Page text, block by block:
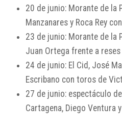
20 de junio: Morante de la
Manzanares y Roca Rey
23 de junio: Morante de la
Juan Ortega frente a
24 de junio: El Cid , José
Escribano con toros de
27 de junio: espectáculo
Cartagena, Diego Ventura y